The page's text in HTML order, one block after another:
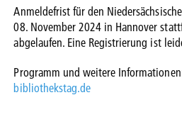
Anmeldefrist für den
08. November 2024 in Hannover
abgelaufen. Eine Registrierung ist
Programm und weitere
bibliothekstag.de